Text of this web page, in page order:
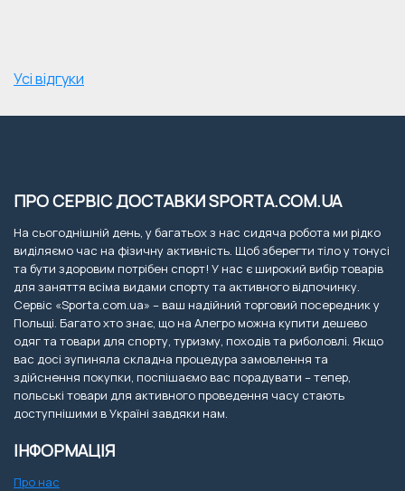
Усі відгуки
ПРО СЕРВІС ДОСТАВКИ SPORTA.COM.UA
На сьогоднішній день, у багатьох з нас сидяча робота ми рідко
виділяємо час на фізичну активність. Щоб зберегти тіло у тонусі
та бути здоровим потрібен спорт! У нас є широкий вибір товарів
для заняття всіма видами спорту та активного відпочинку.
Сервіс «Sporta.com.ua» – ваш надійний торговий посередник у
Польщі. Багато хто знає, що на Алегро можна купити дешево
одяг та товари для спорту, туризму, походів та риболовлі. Якщо
вас досі зупиняла складна процедура замовлення та
здійснення покупки, поспішаємо вас порадувати – тепер,
польські товари для активного проведення часу стають
доступнішими в Україні завдяки нам.
ІНФОРМАЦІЯ
Про нас